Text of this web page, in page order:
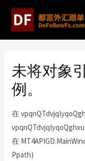
未将对象
例。
在
在
Ppath)